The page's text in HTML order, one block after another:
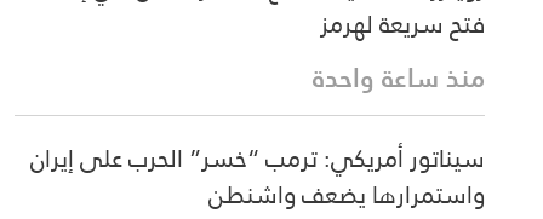
فتح سريعة لهرمز
منذ ساعة واحدة
سيناتور أمريكي: ترمب “خسر” الحرب على إيران
واستمرارها يضعف واشنطن